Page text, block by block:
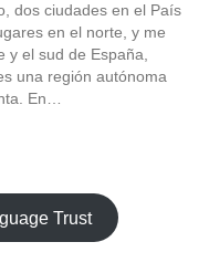
dos ciudades en el País
en el norte, y me
y el sud de España,
una región autónoma
En…
Trust